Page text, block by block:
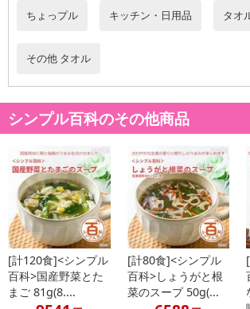
原産国(最終加工地):
注意事項
お申込みの際は 「商品情報」に記載されて
必ずご確認ください。
【キャンセルについて】
※お申込み後のキャンセルはお受けできません。
記載されている内容を必ずご確認いただき、お
にご納得いただきましたうえでお申し込みくだ
※パッケージ変更や商品リニューアル(成分など
の掲載画像や画像内のバーコードなど、お届け
合がございます。
ちょっプル キッチン・日用品 タオ
その他 タオル
シンプル百科のその他商品
[計120食]<シンプル
百科>国産野菜とた
まご 81g(8....
[計80食]<シンプル
百科>しょうがと根
菜のスープ 50g(...